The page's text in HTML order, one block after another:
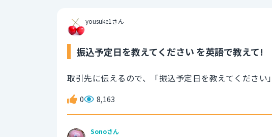
yousuke1さん
振込予定日を教えてください を英語で教えて!
取引先に伝えるので、「振込予定日を教えてください
0 8,163
Sonoさん